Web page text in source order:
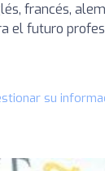
francés,
el futuro
su